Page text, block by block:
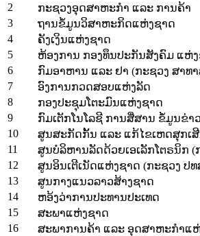
2
ກະຊວງອຸດສາຫະກຳ ແລະ ການຄ້າ
3
ຖານຂໍ້ມູນວິສາຫະກິດແຫ່ງຊາດ
4
ຄັງເງິນແຫ່ງຊາດ
5
ຫ້ອງການ ກອງທຶນປະກັນສັງຄົມ ແຫ່
6
ກົມອາຫານ ແລະ ຢາ (ກະຊວງ ສາທ
7
ອົງການກວດສອບແຫ່ງລັດ
8
ກອງປະຊຸມໂຕະມົນແຫ່ງຊາດ
9
ກົມເຕັກໂນໂລຊີ ການສື່ສານ ຂໍ້ມູນຂ່າ
10
ສູນສະກັດກັ້ນ ແລະ ແກ້ໄຂເຫດສຸກເ
11
ສູນບໍລິຫານລັດດ້ວຍເອເລັກໂຕຣນິກ (
12
ສູນອິນເຕີເນັດແຫ່ງຊາດ (ກະຊວງ ປທ
13
ສູນກາງແນວລາວສ້າງຊາດ
14
ຫອ້ງວ່າການປະທານປະເທດ
15
ສະພາແຫ່ງຊາດ
16
ສະພາ​ການ​ຄ້າ ​ແລະ ອຸດສາຫະກໍາ​ແ